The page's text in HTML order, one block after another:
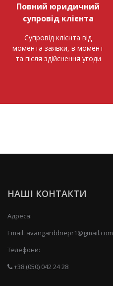
Повний юридичний
супровід клієнта
Супровід клієнта від
момента заявки, в момент
та після здійснення угоди
НАШІ КОНТАКТИ
Адреса:
Email: avangarddnepr1@gmail.com
Телефони:
+38 (050) 042 24 28